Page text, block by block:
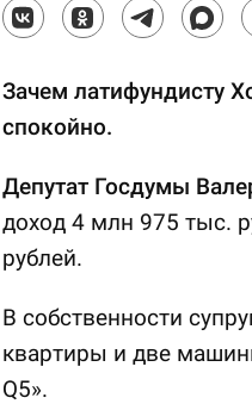
Зачем латифундисту
спокойно.
Депутат Госдумы
доход 4 млн 975 тыс.
рублей.
В собственности
квартиры и две
Q5».